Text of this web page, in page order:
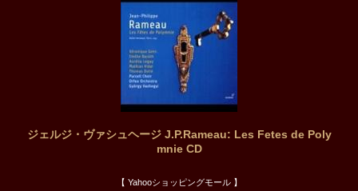
ジェルジ・ヴァシュヘージ J.P.Rameau: Les Fetes de Poly
mnie CD
【 Yahooショッピングモール 】